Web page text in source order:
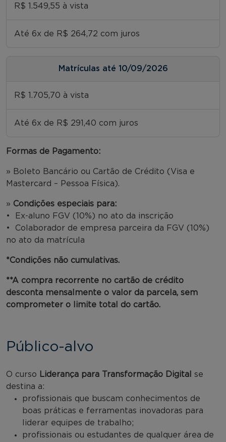
R$ 1.549,55 à vista
Até 6x de R$ 264,72 com juros
Matrículas até 10/09/2026
R$ 1.705,70 à vista
Até 6x de R$ 291,40 com juros
Formas de Pagamento:
» Boleto Bancário ou Cartão de Crédito (Visa e
Mastercard – Pessoa Física).
» Condições especiais para:
• Ex-aluno FGV (10%) no ato da inscrição
• Colaborador de empresa parceira da FGV (10%)
no ato da matrícula
*Condições não cumulativas.
**A compra recorrente no cartão de crédito
desconta mensalmente o valor da parcela, sem
comprometer o limite total do cartão.
Público-alvo
O curso Liderança para Transformação Digital
se
destina a:
profissionais que buscam conhecimentos de
boas práticas e ferramentas inovadoras para
liderar equipes de trabalho;
profissionais ou estudantes de qualquer área de